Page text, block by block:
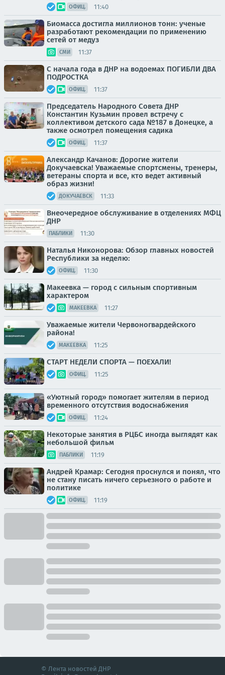
ОФИЦ. 11:40
Биомасса достигла миллионов тонн: ученые
разработают рекомендации по применению
сетей от медуз
СМИ 11:37
С начала года в ДНР на водоемах ПОГИБЛИ ДВА
ПОДРОСТКА
ОФИЦ. 11:37
Председатель Народного Совета ДНР
Константин Кузьмин провел встречу с
коллективом детского сада №187 в Донецке, а
также осмотрел помещения садика
ОФИЦ. 11:37
Александр Качанов: Дорогие жители
Докучаевска! Уважаемые спортсмены, тренеры,
ветераны спорта и все, кто ведет активный
образ жизни!
ДОКУЧАЕВСК 11:33
Внеочередное обслуживание в отделениях МФЦ
ДНР
ПАБЛИКИ 11:30
Наталья Никонорова: Обзор главных новостей
Республики за неделю:
ОФИЦ. 11:30
Макеевка — город с сильным спортивным
характером
МАКЕЕВКА 11:27
Уважаемые жители Червоногвардейского
района!
МАКЕЕВКА 11:25
СТАРТ НЕДЕЛИ СПОРТА — ПОЕХАЛИ!
ОФИЦ. 11:25
«Уютный город» помогает жителям в период
временного отсутствия водоснабжения
ОФИЦ. 11:24
Некоторые занятия в РЦБС иногда выглядят как
небольшой фильм
ПАБЛИКИ 11:19
Андрей Крамар: Сегодня проснулся и понял, что
не стану писать ничего серьезного о работе и
политике
ОФИЦ. 11:19
© Лента новостей ДНР